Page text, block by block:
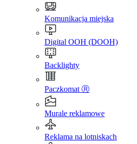
Komunikacja miejska
Digital OOH (DOOH)
Backlighty
Paczkomat Ⓡ
Murale reklamowe
Reklama na lotniskach